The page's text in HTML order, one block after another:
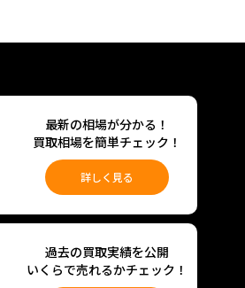
最新の相場が分かる！
買取相場を簡単チェック！
詳しく見る
過去の買取実績を公開
いくらで売れるかチェック！